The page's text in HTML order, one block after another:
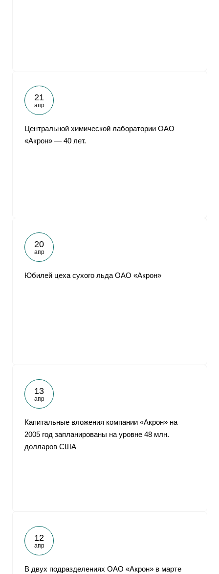
21
апр
Центральной химической лаборатории ОАО
«Акрон» — 40 лет.
20
апр
Юбилей цеха сухого льда ОАО «Акрон»
13
апр
Капитальные вложения компании «Акрон» на
2005 год запланированы на уровне 48 млн.
долларов США
12
апр
В двух подразделениях ОАО «Акрон» в марте